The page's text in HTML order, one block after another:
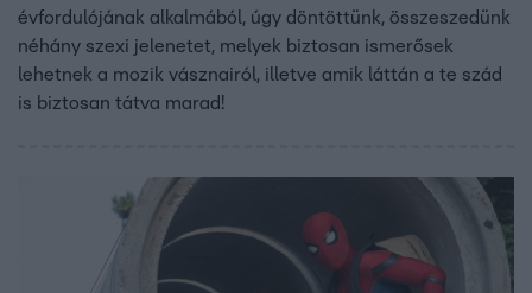
évfordulójának alkalmából, úgy döntöttünk, összeszedünk
néhány szexi jelenetet, melyek biztosan ismerősek
lehetnek a mozik vásznairól, illetve amik láttán a te szád
is biztosan tátva marad!